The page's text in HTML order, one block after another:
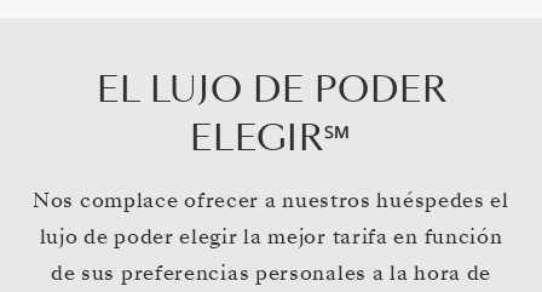
EL LUJO DE PODER
ELEGIR℠
Nos complace ofrecer a nuestros huéspedes el
lujo de poder elegir la mejor tarifa en función
de sus preferencias personales a la hora de